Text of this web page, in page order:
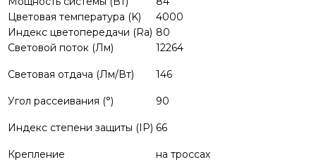
Цветовая температура (K)
4000
Индекс цветопередачи (Ra) 80
Световой поток (Лм)
12264
Световая отдача (Лм/Вт) 146
Угол рассеивания (°) 90
Индекс степени защиты (IP) 66
Крепление на троссах